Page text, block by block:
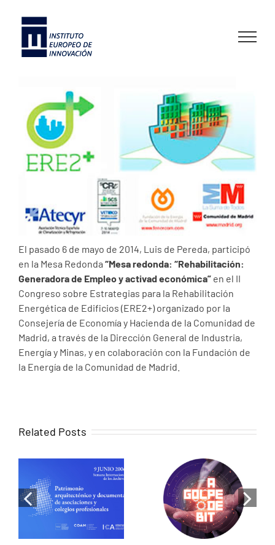
content
El pasado 6 de mayo de 2014, Luis de Pereda, participó
en la Mesa Redonda “Mesa redonda: “Rehabilitación:
Generadora de Empleo y activad económica” en el II
Congreso sobre Estrategias para la Rehabilitación
Energética de Edificios (ERE2+) organizado por la
Consejería de Economía y Hacienda de la Comunidad de
Madrid, a través de la Dirección General de Industria,
Energía y Minas, y en colaboración con la Fundación de
la Energía de la Comunidad de Madrid.
Related Posts
When memory
becomes
Historical
research as a
tool for
Luis de Pereda
on RNE: Cities
that share
energy, the
revolution has